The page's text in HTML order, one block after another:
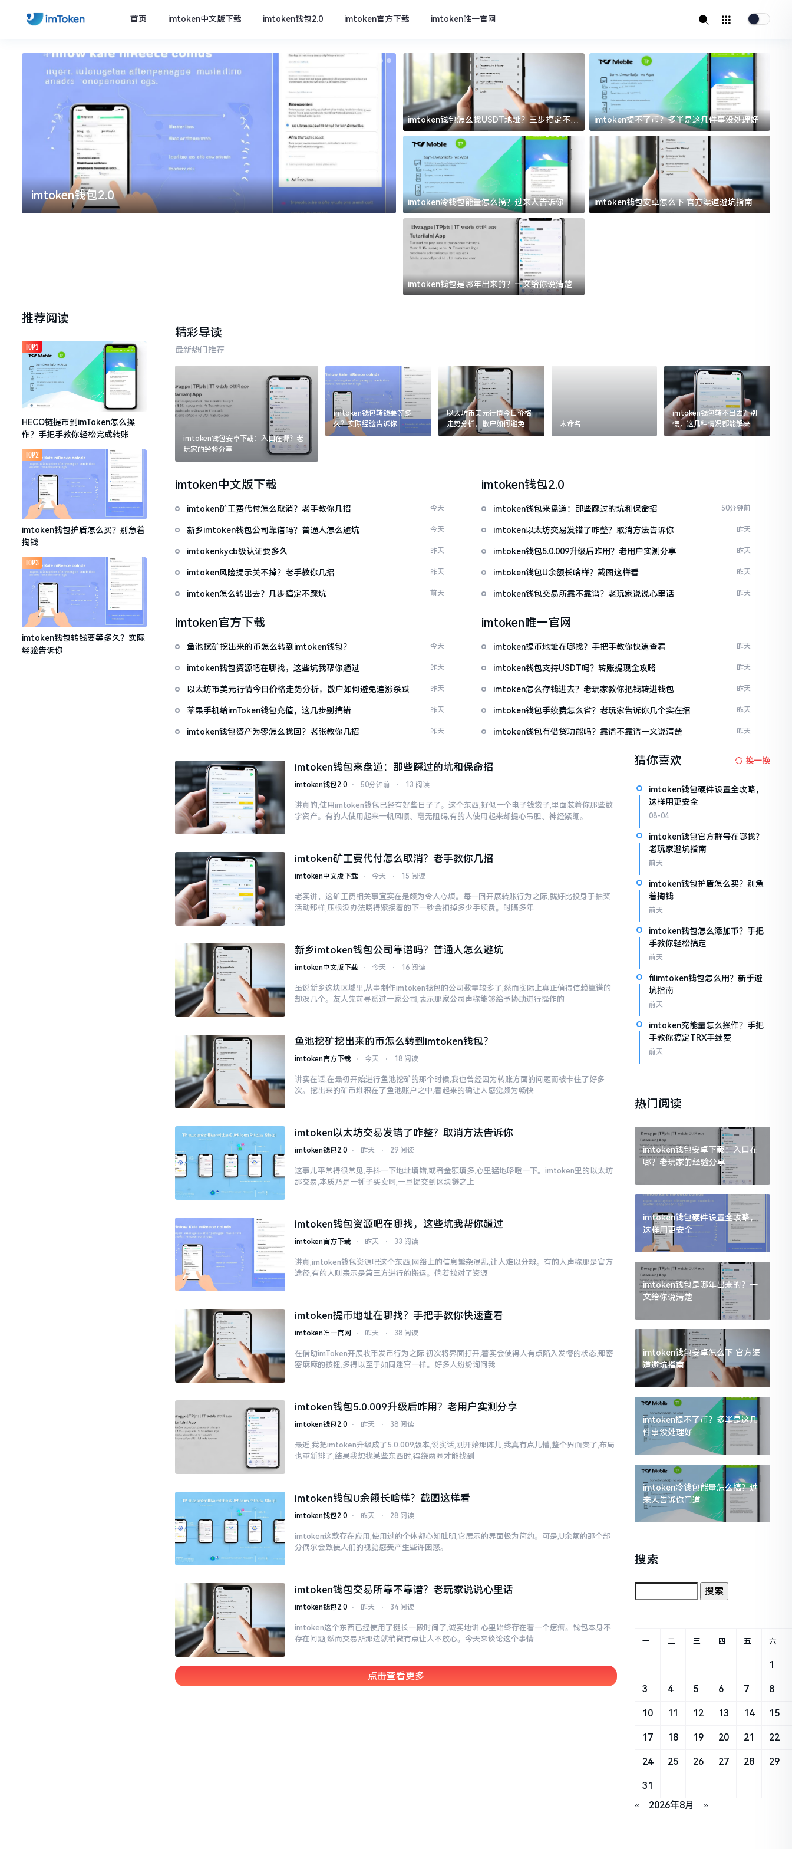
首页 imtoken中文版下载 imtoken钱包2.0 imtoken官方下载 imtoken唯一官网
imtoken钱包2.0 imtoken官方下载
imtoken钱包怎么找USDT地址？三步搞定不踩
坑
imtoken提不了币？多半是这几件事没处理好
imtoken冷钱包能量怎么搞？过来人告诉你门
道
imtoken钱包安卓怎么下 官方渠道避坑指南
imtoken钱包是哪年出来的？一文给你说清楚
推荐阅读
HECO链提币到imToken怎么操
作？手把手教你轻松完成转账
TOP1
imtoken钱包护盾怎么买？别急着
掏钱
TOP2
imtoken钱包转钱要等多久？实际
经验告诉你
TOP3
精彩导读
最新热门推荐
imtoken钱包安卓下载：入口在哪？老
玩家的经验分享
imtoken钱包转钱要等多
久？实际经验告诉你
以太坊币美元行情今日价格
走势分析，散户如何避免追
涨杀跌被套牢
未命名
imtoken钱包转不出去？别
慌，这几种情况都能解决
imtoken中文版下载
imtoken矿工费代付怎么取消？老手教你几招 今天
新乡imtoken钱包公司靠谱吗？普通人怎么避坑 今天
imtokenkycb级认证要多久 昨天
imtoken风险提示关不掉？老手教你几招 昨天
imtoken怎么转出去？几步搞定不踩坑 前天
imtoken钱包2.0
imtoken钱包来盘道：那些踩过的坑和保命招 50分钟前
imtoken以太坊交易发错了咋整？取消方法告诉你 昨天
imtoken钱包5.0.009升级后咋用？老用户实测分享 昨天
imtoken钱包U余额长啥样？截图这样看 昨天
imtoken钱包交易所靠不靠谱？老玩家说说心里话 昨天
imtoken官方下载
鱼池挖矿挖出来的币怎么转到imtoken钱包？ 今天
imtoken钱包资源吧在哪找，这些坑我帮你趟过 昨天
以太坊币美元行情今日价格走势分析，散户如何避免追涨杀跌被
昨天
苹果手机给imToken钱包充值，这几步别搞错 昨天
imtoken钱包资产为零怎么找回？老张教你几招 昨天
imtoken唯一官网
imtoken提币地址在哪找？手把手教你快速查看 昨天
imtoken钱包支持USDT吗？转账提现全攻略 昨天
imtoken怎么存钱进去？老玩家教你把钱转进钱包 昨天
imtoken钱包手续费怎么省？老玩家告诉你几个实在招 昨天
imtoken钱包有借贷功能吗？靠谱不靠谱一文说清楚 昨天
imtoken钱包来盘道：那些踩过的坑和保命招
imtoken钱包2.0 ⋅ 50分钟前 ⋅ 13 阅读
讲真的,使用imtoken钱包已经有好些日子了。这个东西,好似一个电子钱袋子,里面装着你那些数
字资产。有的人使用起来一帆风顺、毫无阻碍,有的人使用起来却提心吊胆、神经紧绷。
imtoken矿工费代付怎么取消？老手教你几招
imtoken中文版下载 ⋅ 今天 ⋅ 15 阅读
老实讲，这矿工费相关事宜实在是颇为令人心烦。每一回开展转账行为之际,就好比投身于抽奖
活动那样,压根没办法晓得紧接着的下一秒会扣掉多少手续费。时隔多年
新乡imtoken钱包公司靠谱吗？普通人怎么避坑
imtoken中文版下载 ⋅ 今天 ⋅ 16 阅读
虽说新乡这块区域里,从事制作imtoken钱包的公司数量较多了,然而实际上真正值得信赖靠谱的
却没几个。友人先前寻觅过一家公司,表示那家公司声称能够给予协助进行操作的
鱼池挖矿挖出来的币怎么转到imtoken钱包？
imtoken官方下载 ⋅ 今天 ⋅ 18 阅读
讲实在话,在最初开始进行鱼池挖矿的那个时候,我也曾经因为转账方面的问题而被卡住了好多
次。挖出来的矿币堆积在了鱼池账户之中,看起来的确让人感觉颇为畅快
imtoken以太坊交易发错了咋整？取消方法告诉你
imtoken钱包2.0 ⋅ 昨天 ⋅ 29 阅读
这事儿平常得很常见,手抖一下地址填错,或者金额填多,心里猛地咯噔一下。imtoken里的以太坊
那交易,本质乃是一锤子买卖啊,一旦提交到区块链之上
imtoken钱包资源吧在哪找，这些坑我帮你趟过
imtoken官方下载 ⋅ 昨天 ⋅ 33 阅读
讲真,imtoken钱包资源吧这个东西,网络上的信息繁杂混乱,让人难以分辨。有的人声称那是官方
途径,有的人则表示是第三方进行的搬运。倘若找对了资源
imtoken提币地址在哪找？手把手教你快速查看
imtoken唯一官网 ⋅ 昨天 ⋅ 38 阅读
在借助imToken开展收币发币行为之际,初次将界面打开,着实会使得人有点陷入发懵的状态,那密
密麻麻的按钮,多得以至于如同迷宫一样。好多人纷纷询问我
imtoken钱包5.0.009升级后咋用？老用户实测分享
imtoken钱包2.0 ⋅ 昨天 ⋅ 38 阅读
最近,我把imtoken升级成了5.0.009版本,说实话,刚开始那阵儿,我真有点儿懵,整个界面变了,布局
也重新排了,结果我想找某些东西时,得绕两圈才能找到
imtoken钱包U余额长啥样？截图这样看
imtoken钱包2.0 ⋅ 昨天 ⋅ 28 阅读
imtoken这款存在应用,使用过的个体都心知肚明,它展示的界面极为简约。可是,U余额的那个部
分偶尔会致使人们的视觉感受产生些许困惑。
imtoken钱包交易所靠不靠谱？老玩家说说心里话
imtoken钱包2.0 ⋅ 昨天 ⋅ 34 阅读
imtoken这个东西已经使用了挺长一段时间了,诚实地讲,心里始终存在着一个疙瘩。钱包本身不
存在问题,然而交易所那边就稍微有点让人不放心。今天来谈论这个事情
点击查看更多
猜你喜欢 换一换
imtoken钱包硬件设置全攻略，
这样用更安全
08-04
imtoken钱包官方群号在哪找？
老玩家避坑指南
前天
imtoken钱包护盾怎么买？别急
着掏钱
前天
imtoken钱包怎么添加币？手把
手教你轻松搞定
前天
filimtoken钱包怎么用？新手避
坑指南
前天
imtoken充能量怎么操作？手把
手教你搞定TRX手续费
前天
热门阅读
imtoken钱包安卓下载：入口在
哪？老玩家的经验分享
imtoken钱包硬件设置全攻略，
这样用更安全
imtoken钱包是哪年出来的？一
文给你说清楚
imtoken钱包安卓怎么下 官方渠
道避坑指南
imtoken提不了币？多半是这几
件事没处理好
imtoken冷钱包能量怎么搞？过
来人告诉你门道
搜索
« 2026年8月 »
一 二 三 四 五 六
1
3 4 5 6 7 8
10 11 12 13 14 15
17 18 19 20 21 22
24 25 26 27 28 29
31